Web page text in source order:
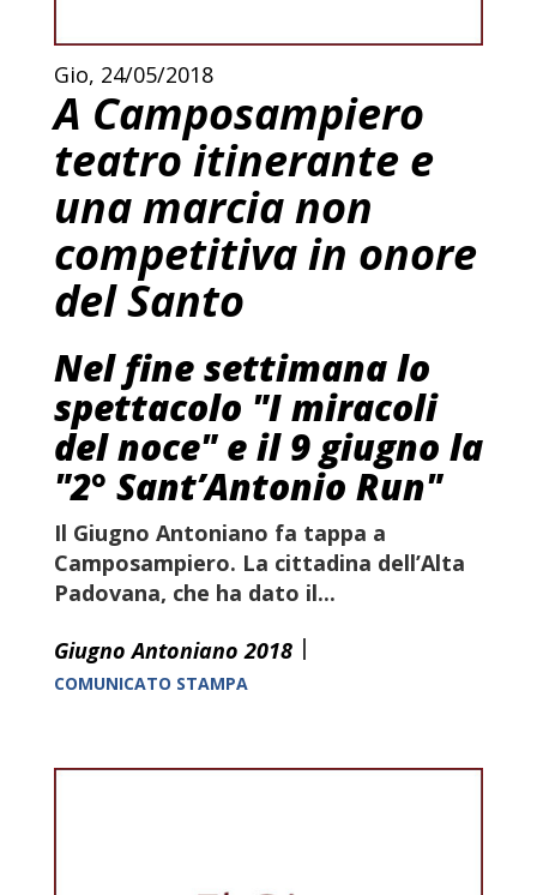
Gio, 24/05/2018
A Camposampiero
teatro itinerante e
una marcia non
competitiva in onore
del Santo
Nel fine settimana lo
spettacolo "I miracoli
del noce" e il 9 giugno la
"2° Sant’Antonio Run"
Il Giugno Antoniano fa tappa a
Camposampiero. La cittadina dell’Alta
Padovana, che ha dato il...
Giugno Antoniano 2018 |
COMUNICATO STAMPA